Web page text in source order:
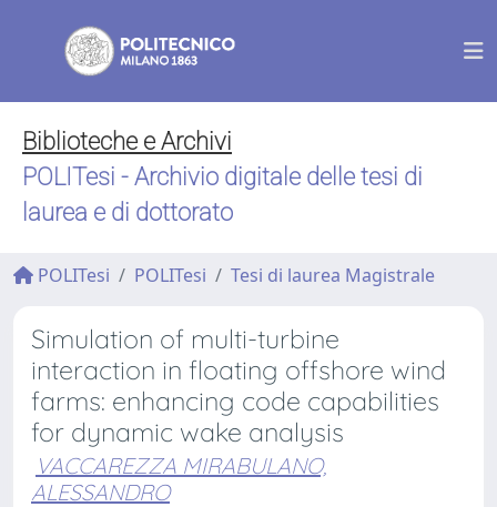
Biblioteche e Archivi
POLITesi - Archivio digitale delle tesi di
laurea e di dottorato
POLITesi POLITesi Tesi di laurea Magistrale
Simulation of multi-turbine
interaction in floating offshore wind
farms: enhancing code capabilities
for dynamic wake analysis
VACCAREZZA MIRABULANO,
ALESSANDRO